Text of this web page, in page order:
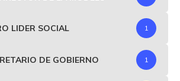
LIDER SOCIAL 1
DE GOBIERNO 1